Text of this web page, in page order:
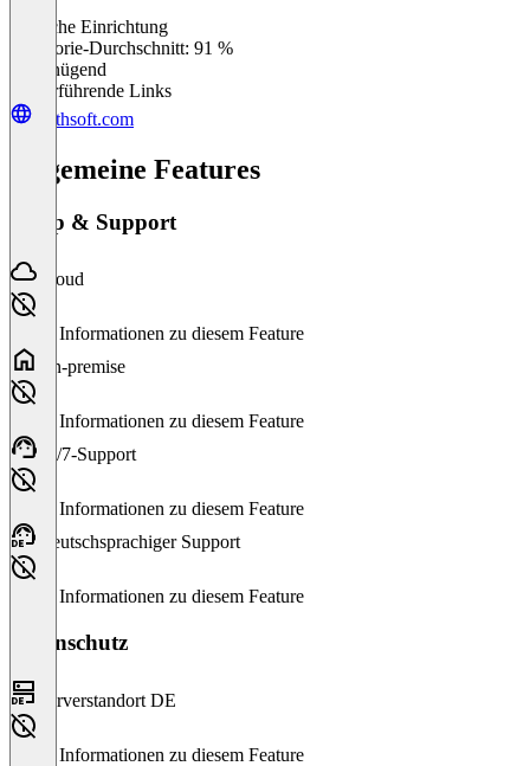
Einfache Einrichtung
Kategorie-Durchschnitt: 91 %
Ungenügend
Weiterführende Links
earthsoft.com
Allgemeine Features
Setup & Support
Cloud
Keine Informationen zu diesem Feature
On-premise
Keine Informationen zu diesem Feature
24/7-Support
Keine Informationen zu diesem Feature
Deutschsprachiger Support
Keine Informationen zu diesem Feature
Datenschutz
Serverstandort DE
Keine Informationen zu diesem Feature